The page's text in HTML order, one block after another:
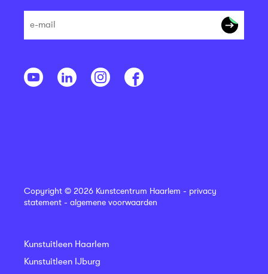
Copyright © 2026 Kunstcentrum Haarlem - privacy
statement - algemene voorwaarden
Kunstuitleen Haarlem
Kunstuitleen IJburg